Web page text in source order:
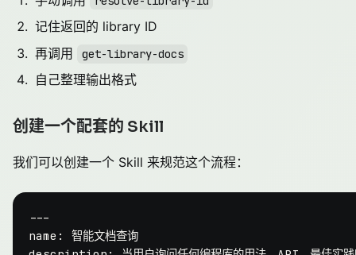
记住返回的 library ID
再调用
get-library-docs
自己整理输出格式
创建一个配套的 Skill
我们可以创建一个 Skill 来规范这个流程：
---
name:
智能文档查询